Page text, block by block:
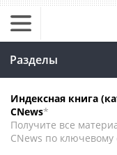
Разделы
Индексная книга
CNews*
Получите все
CNews по ключевому